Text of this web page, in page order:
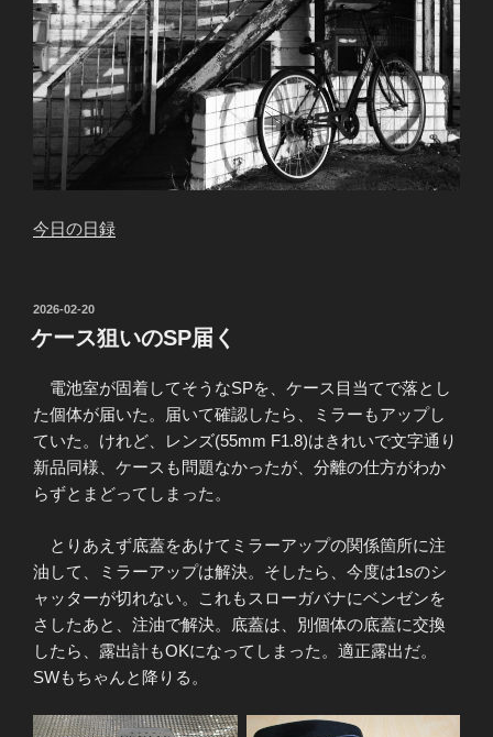
今日の日録
投
稿
日:
2026-02-20
ケース狙いのSP届く
電池室が固着してそうなSPを、ケース目当てで落とし
た個体が届いた。届いて確認したら、ミラーもアップし
ていた。けれど、レンズ(55mm F1.8)はきれいで文字通り
新品同様、ケースも問題なかったが、分離の仕方がわか
らずとまどってしまった。
とりあえず底蓋をあけてミラーアップの関係箇所に注
油して、ミラーアップは解決。そしたら、今度は1sのシ
ャッターが切れない。これもスローガバナにベンゼンを
さしたあと、注油で解決。底蓋は、別個体の底蓋に交換
したら、露出計もOKになってしまった。適正露出だ。
SWもちゃんと降りる。